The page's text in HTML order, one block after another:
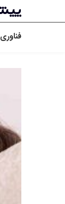
فناوری